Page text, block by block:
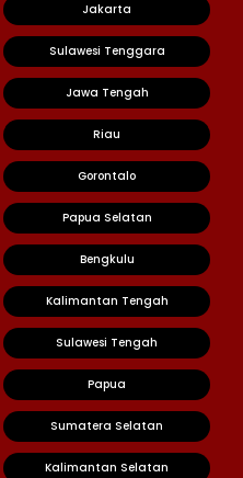
Jakarta
Sulawesi Tenggara
Jawa Tengah
Riau
Gorontalo
Papua Selatan
Bengkulu
Kalimantan Tengah
Sulawesi Tengah
Papua
Sumatera Selatan
Kalimantan Selatan